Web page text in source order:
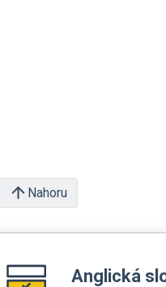
Nahoru
Anglická